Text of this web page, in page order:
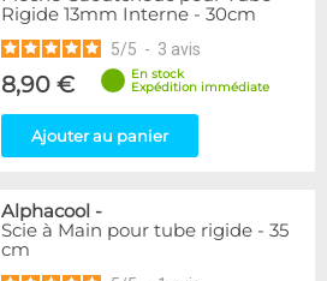
Rigide 13mm Interne - 30cm
5/5 - 3 avis
8,90 €
En stock
Expédition immédiate
Ajouter au panier
Alphacool -
Scie à Main pour tube rigide - 35
cm